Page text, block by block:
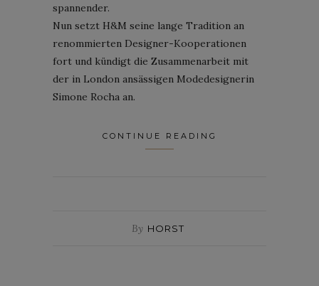
spannender.
Nun setzt H&M seine lange Tradition an
renommierten Designer-Kooperationen
fort und kündigt die Zusammenarbeit mit
der in London ansässigen Modedesignerin
Simone Rocha an.
CONTINUE READING
By HORST